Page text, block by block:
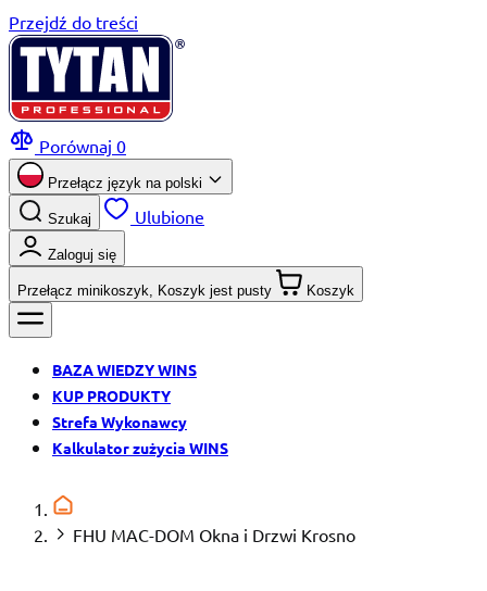
Przejdź do treści
Porównaj 0
Przełącz język na polski
Szukaj Ulubione
Zaloguj się
Przełącz minikoszyk, Koszyk jest pusty Koszyk
BAZA WIEDZY WINS
KUP PRODUKTY
Strefa Wykonawcy
Kalkulator zużycia WINS
FHU MAC-DOM Okna i Drzwi Krosno